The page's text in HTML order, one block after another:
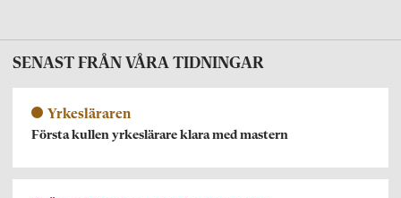
SENAST FRÅN VÅRA TIDNINGAR
Yrkesläraren
Första kullen yrkeslärare klara med mastern